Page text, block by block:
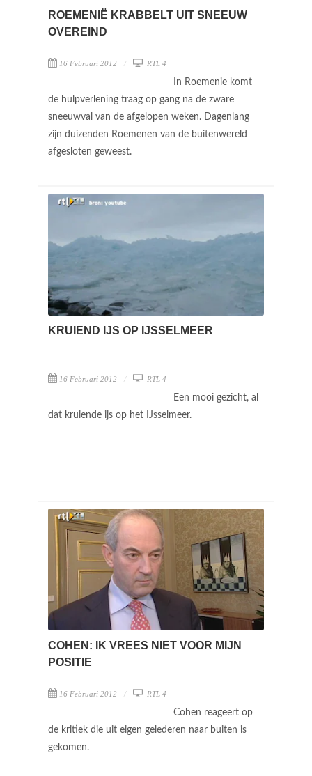
ROEMENIË KRABBELT UIT SNEEUW
OVEREIND
16 Februari 2012 RTL 4
In Roemenie komt
de hulpverlening traag op gang na de zware
sneeuwval van de afgelopen weken. Dagenlang
zijn duizenden Roemenen van de buitenwereld
afgesloten geweest.
KRUIEND IJS OP IJSSELMEER
16 Februari 2012 RTL 4
Een mooi gezicht, al
dat kruiende ijs op het IJsselmeer.
COHEN: IK VREES NIET VOOR MIJN
POSITIE
16 Februari 2012 RTL 4
Cohen reageert op
de kritiek die uit eigen gelederen naar buiten is
gekomen.